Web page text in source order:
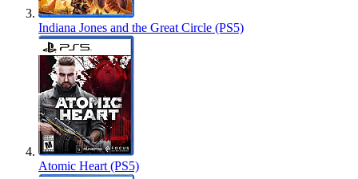
Indiana Jones and the Great Circle (PS5)
Atomic Heart (PS5)